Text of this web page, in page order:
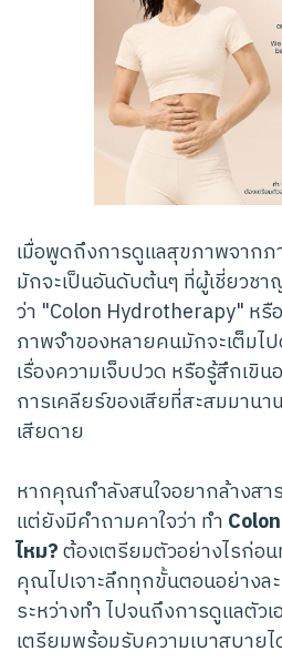
เมื่อพูดถึงการดูแลสุขภาพจากภ
มักจะเป็นอันดับต้นๆ ที่ผู้เชี่ยวชา
ว่า "Colon Hydrotherapy" หรื
ภาพจำของหลายคนมักจะเต็มไ
เรื่องความเจ็บปวด หรือรู้สึกเขิน
การเคลียร์ของเสียที่สะสมมาน
เสียดาย
หากคุณกำลังสนใจอยากล้างส
แต่ยังมีคำถามคาใจว่า ทำ
ไหม?ต้องเตรียมตัวอย่างไรก่อ
คุณไปเจาะลึกทุกขั้นตอนอย่างล
ระหว่างทำ ไปจนถึงการดูแลตัว
เตรียมพร้อมรับความเบาสบาย